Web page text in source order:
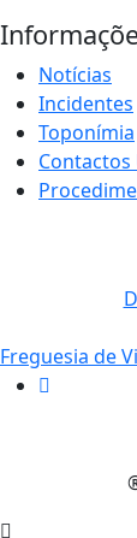
Notícias
Incidentes
Toponímia
Contactos
Freguesia de